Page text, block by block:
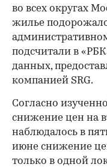
во всех округах
жилье
подсчитали в
данных,
компанией SRG.
Согласно
снижение цен на
наблюдалось в
июне снижение
только в одной